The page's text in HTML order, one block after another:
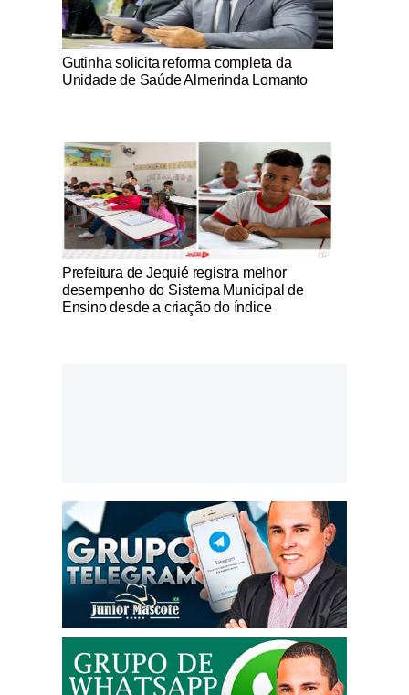
Notícias Católicas
Gutinha solicita reforma completa da
Unidade de Saúde Almerinda Lomanto
Notícias Católicas
Prefeitura de Jequié registra melhor
desempenho do Sistema Municipal de
Ensino desde a criação do índice